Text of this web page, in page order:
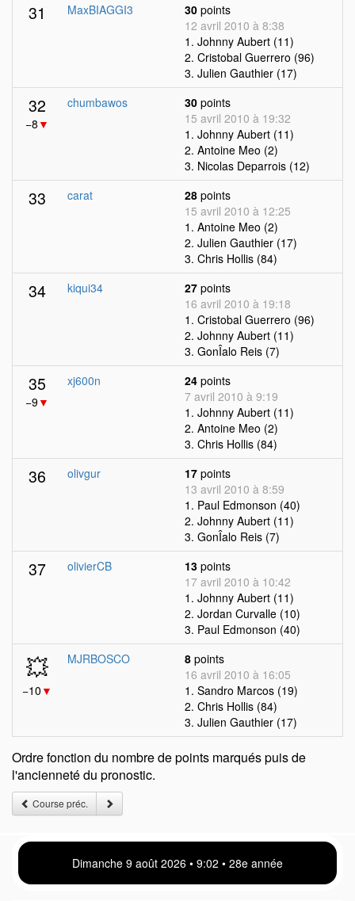
31 MaxBIAGGI3 30 points
12 avril 2010 à 8:38
1. Johnny Aubert (11)
2. Cristobal Guerrero (96)
3. Julien Gauthier (17)
32
−8 ▼
chumbawos 30 points
15 avril 2010 à 19:32
1. Johnny Aubert (11)
2. Antoine Meo (2)
3. Nicolas Deparrois (12)
33 carat 28 points
15 avril 2010 à 12:25
1. Antoine Meo (2)
2. Julien Gauthier (17)
3. Chris Hollis (84)
34 kiqui34 27 points
16 avril 2010 à 19:18
1. Cristobal Guerrero (96)
2. Johnny Aubert (11)
3. GonÎalo Reis (7)
35
−9▼
xj600n 24 points
7 avril 2010 à 9:19
1. Johnny Aubert (11)
2. Antoine Meo (2)
3. Chris Hollis (84)
36 olivgur 17 points
13 avril 2010 à 8:59
1. Paul Edmonson (40)
2. Johnny Aubert (11)
3. GonÎalo Reis (7)
37 olivierCB 13 points
17 avril 2010 à 10:42
1. Johnny Aubert (11)
2. Jordan Curvalle (10)
3. Paul Edmonson (40)
💥
−10 ▼
MJRBOSCO 8 points
16 avril 2010 à 16:05
1. Sandro Marcos (19)
2. Chris Hollis (84)
3. Julien Gauthier (17)
Ordre fonction du nombre de points marqués puis de
l'ancienneté du pronostic.
Course préc.
Dimanche 9 août 2026 • 9:03 • 28e année